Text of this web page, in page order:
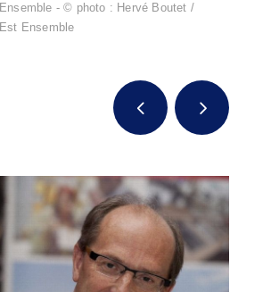
Ensemble - © photo : Hervé Boutet /
Est Ensemble